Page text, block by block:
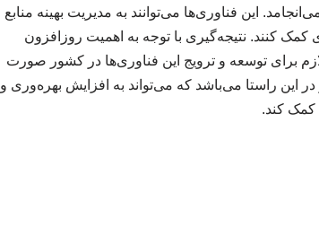
این فناوری‌ها می‌توانند به مدیریت بهینه منابع
کنند. نتیجه‌گیری با توجه به اهمیت روزافزون
برای توسعه و ترویج این فناوری‌ها در کشور صورت
راستا می‌باشد که می‌تواند به افزایش بهره‌وری و
کمک کند.